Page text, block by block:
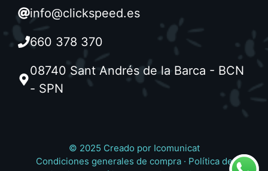
info@clickspeed.es
660 378 370
08740 Sant Andrés de la Barca - BCN
- SPN
© 2025 Creado por Icomunicat
Condiciones generales de compra· Política de